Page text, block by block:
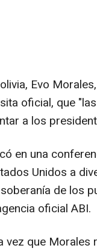
Evo
oficial, que
a los
en una
Unidos a
de los
oficial ABI.
vez que